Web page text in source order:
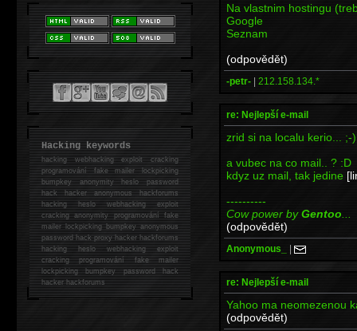
Na vlastnim hostingu
Google
Seznam
(odpovědět)
-petr- | 212.158.134.*
re: Nejlepší e-mail
zrid si na localu kerio... ;-)
a vubec na co mail.. ? :D
kdyz uz mail, tak jedine
----------
Cow power byGentoo
(odpovědět)
Anonymous_ |
re: Nejlepší e-mail
Yahoo ma neomezenou
(odpovědět)
Hacking keywords
hackingwebhacking exploit cracking
programování fake mailer lockpicking
bumpkey anonymity heslo password
hackhacker anonymous hackforums
hackingheslo webhacking exploit
cracking anonymity programování fake
mailer lockpicking bumpkey anonymous
password hack proxy hacker hackforums
hacking heslo webhacking exploit
cracking programování fake mailer
lockpicking bumpkey password hack
hackerhackforums